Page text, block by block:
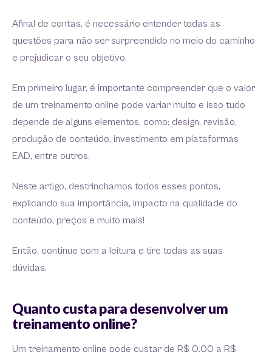
Afinal de contas, é necessário entender todas as
questões para não ser surpreendido no meio do caminho
e prejudicar o seu objetivo.
Em primeiro lugar, é importante compreender que o valor
de um treinamento online pode variar muito e isso tudo
depende de alguns elementos, como: design, revisão,
produção de conteúdo, investimento em plataformas
EAD, entre outros.
Neste artigo, destrinchamos todos esses pontos,
explicando sua importância, impacto na qualidade do
conteúdo, preços e muito mais!
Então, continue com a leitura e tire todas as suas
dúvidas.
Quanto custa para desenvolver um
treinamento online?
Um treinamento online pode custar de R$ 0,00 a R$